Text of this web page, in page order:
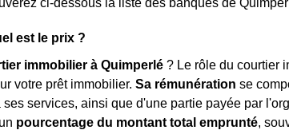
ci-dessous la liste des banques de
est le prix ?
immobilier à Quimperlé ? Le rôle du courtier
votre prêt immobilier. Sa rémunération se
services, ainsi que d'une partie payée par
pourcentage du montant total emprunté,